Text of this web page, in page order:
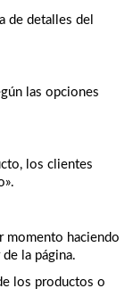
de detalles del
las opciones
los clientes
momento haciendo
la página.
los productos o